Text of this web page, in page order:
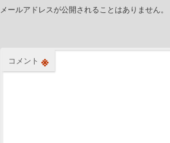
メールアドレスが公開されることはありません。
コメント ※